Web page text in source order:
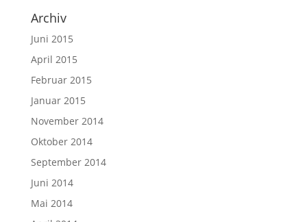
Archiv
Juni 2015
April 2015
Februar 2015
Januar 2015
November 2014
Oktober 2014
September 2014
Juni 2014
Mai 2014